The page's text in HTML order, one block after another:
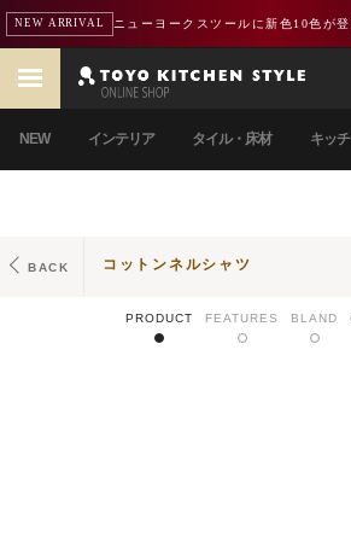
NEW ARRIVAL ニューヨークスツールに新色10色が
NEW インテリア タイル・床材 キッ
BACK コットンネルシャツ
PRODUCT FEATURES BLAND